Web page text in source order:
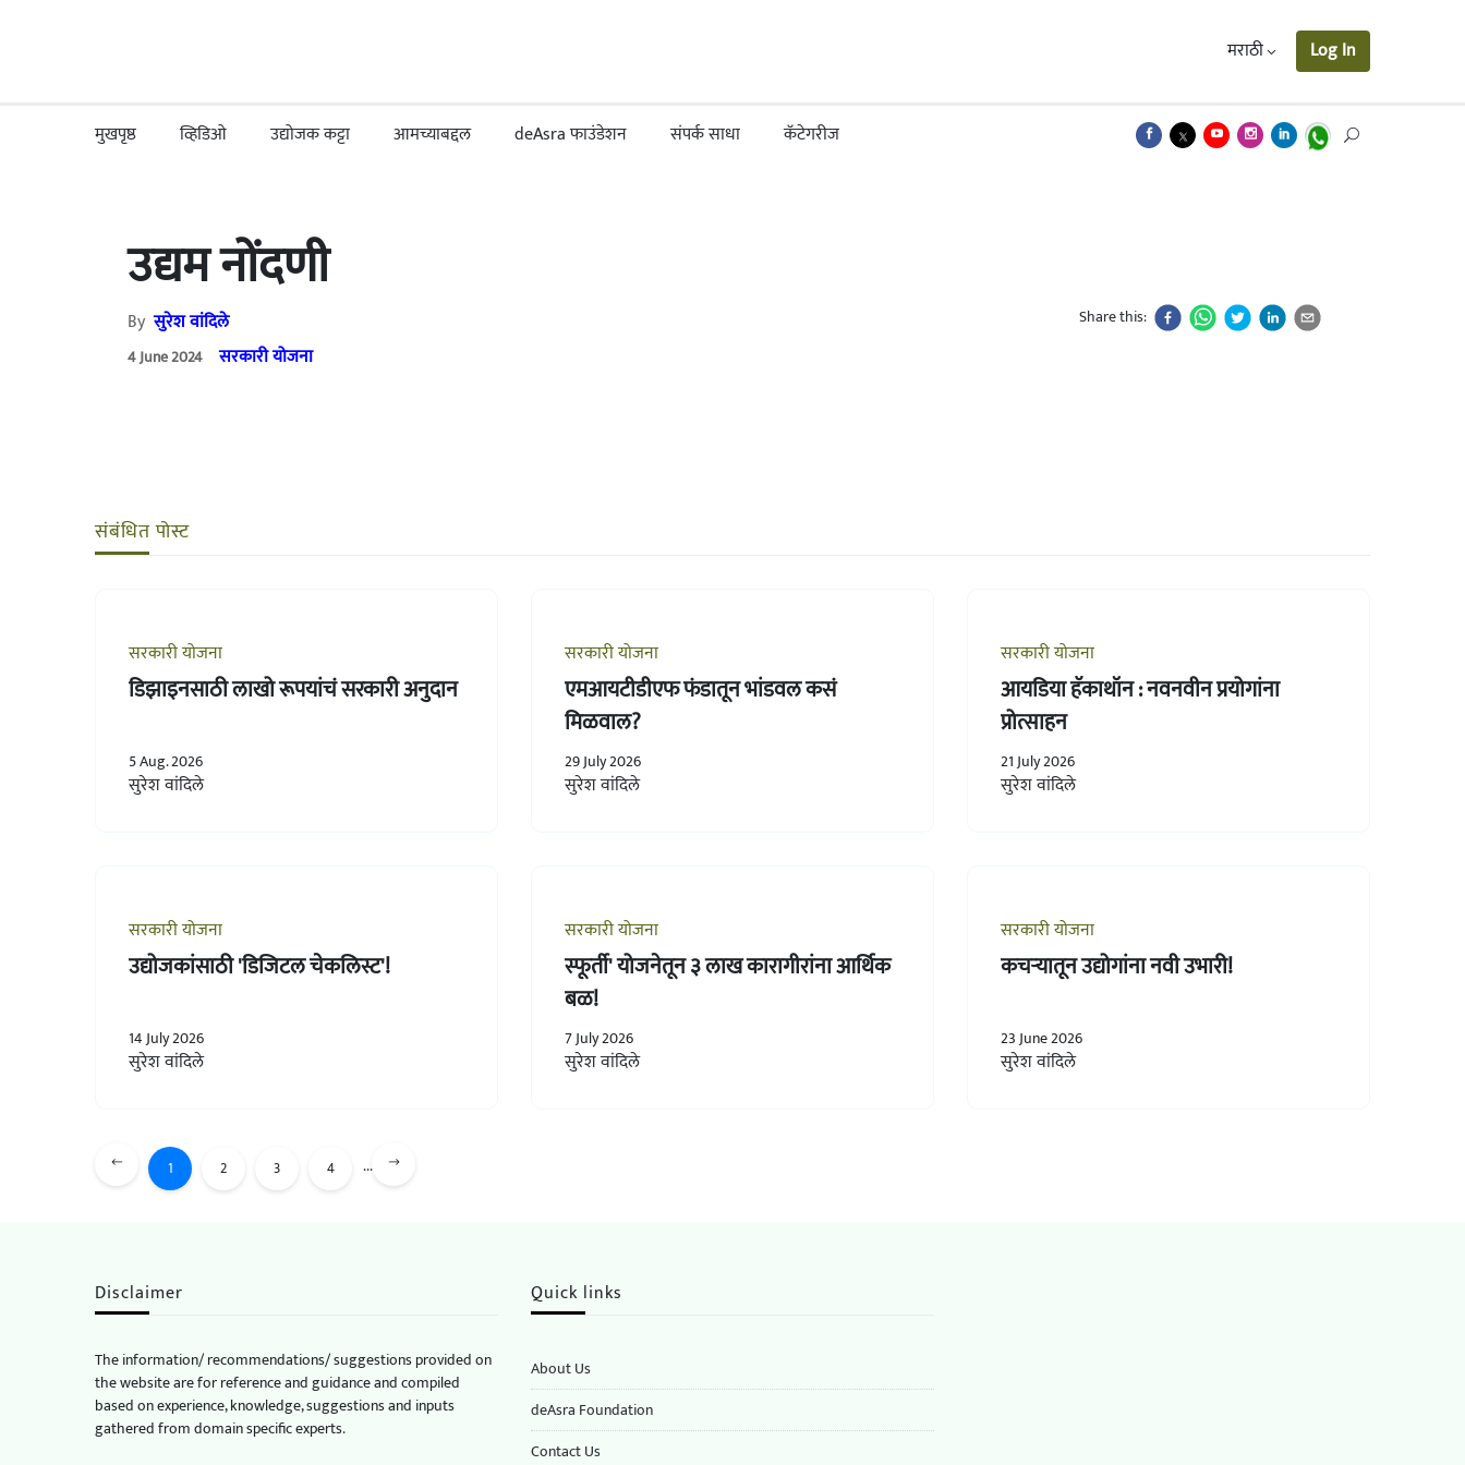
मराठी Log In
मुखपृष्ठ व्हिडिओ उद्योजक कट्टा आमच्याबद्दल deAsra फाउंडेशन संपर्क साधा कॅटेगरीज
उद्यम नोंदणी
Byसुरेश वांदिले
4 June 2024 सरकारी योजना
Share this:
संबंधित पोस्ट
सरकारी योजना
डिझाइनसाठी लाखो रूपयांचं सरकारी अनुदान
5 Aug. 2026
सुरेश वांदिले
सरकारी योजना
एमआयटीडीएफ फंडातून भांडवल कसं
मिळवाल?
29 July 2026
सुरेश वांदिले
सरकारी योजना
आयडिया हॅकाथॉन : नवनवीन प्रयोगांना
प्रोत्साहन
21 July 2026
सुरेश वांदिले
सरकारी योजना
उद्योजकांसाठी 'डिजिटल चेकलिस्ट'!
14 July 2026
सुरेश वांदिले
सरकारी योजना
स्फूर्ती' योजनेतून ३ लाख कारागीरांना आर्थिक
बळ!
7 July 2026
सुरेश वांदिले
सरकारी योजना
कचऱ्यातून उद्योगांना नवी उभारी!
23 June 2026
सुरेश वांदिले
1 2 3 4 ...
Disclaimer
The information/ recommendations/ suggestions provided on
the website are for reference and guidance and compiled
based on experience, knowledge, suggestions and inputs
gathered from domain specific experts.
Quick links
About Us
deAsra Foundation
​​Contact Us